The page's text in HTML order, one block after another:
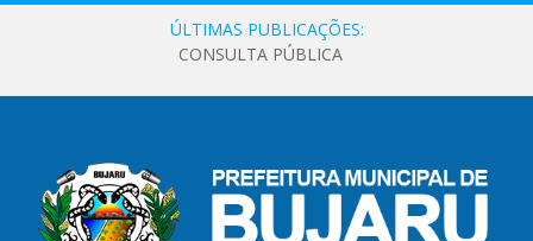
ÚLTIMAS PUBLICAÇÕES:
CONSULTA PÚBLICA